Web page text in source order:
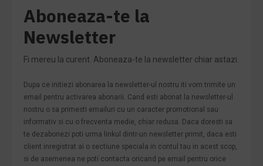
Aboneaza-te la
Newsletter
Fi mereu la curent. Aboneaza-te la newsletter chiar astazi.
Dupa ce initiezi abonarea la newsletter-ul nostru iti vom trimite un
email pentru activarea abonarii. Cand esti abonat la newsletter-ul
nostru o sa primesti emailuri cu un caracter promotional sau
informativ si cu o frecventa medie, chiar redusa. Daca doresti sa
te dezabonezi poti urma linkul dintr-un newsletter primit, daca esti
client inregistrat ai o sectiune speciala in contul tau in acest scop,
si de asemenea ne poti contacta oricand pe email pentru orice